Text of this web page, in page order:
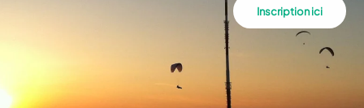
Inscription ici